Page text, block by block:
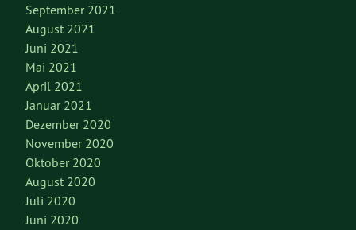
September 2021
August 2021
Juni 2021
Mai 2021
April 2021
Januar 2021
Dezember 2020
November 2020
Oktober 2020
August 2020
Juli 2020
Juni 2020